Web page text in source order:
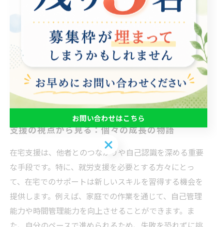
宅支援は単なる生活の助けにとどまらず、個人の成長を
促す大きな力を持っています。多様なバックグラウンド
を持つ人々が共に支え合いながら、それぞれの目標に向
かって進んでいける未来を目指すことができます。在宅
支援がもたらす可能性を、ぜひ一緒に考えていきましょ
う。
支援の視点から見る：個々の成長の物語
在宅支援は、他者とのつながりや自己認識を深める重要
な手段です。特に、就労支援を必要とする方々にとっ
て、在宅でのサポートは新しいスキルを習得する機会を
提供します。例えば、家庭での作業を通じて、自己管理
能力や時間管理能力を向上させることができます。ま
お問い合わせはこちら
お問い合わせはこちら